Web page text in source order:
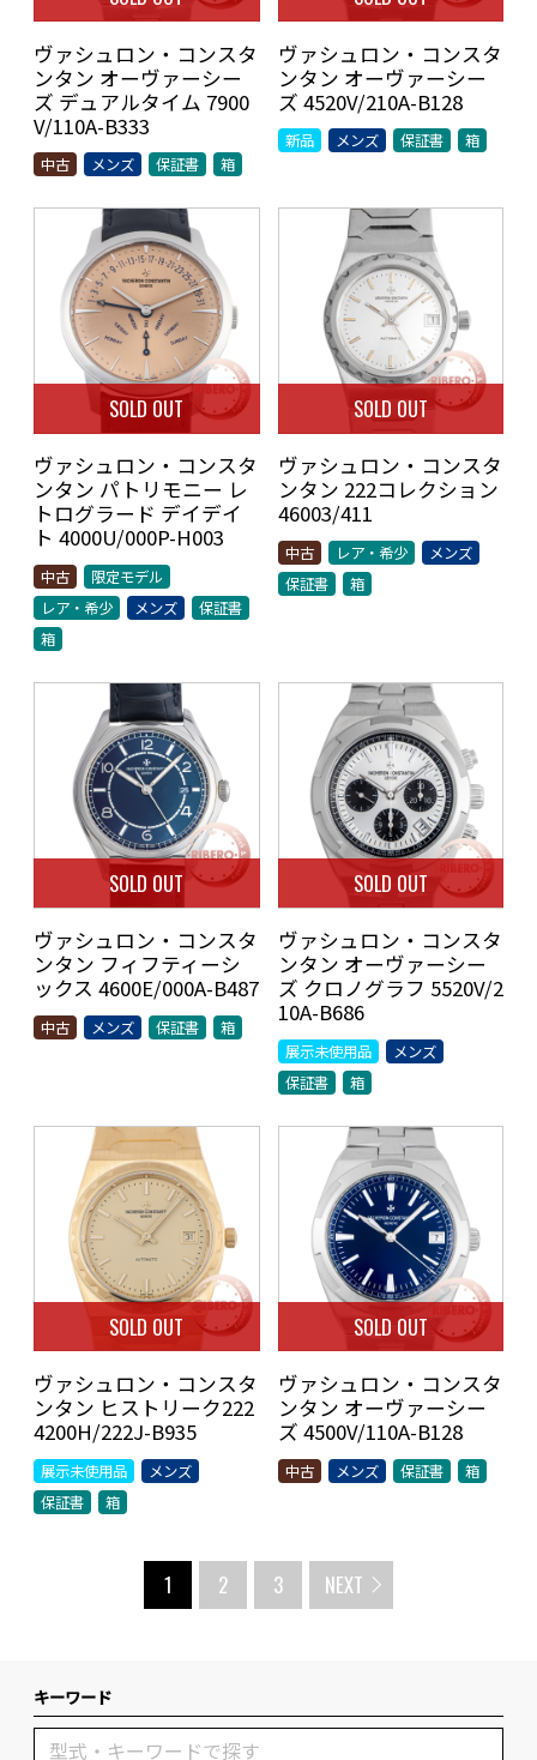
ヴァシュロン・コンスタ
ンタン オーヴァーシー
ズ デュアルタイム 7900
V/110A-B333
中古 メンズ 保証書 箱
ヴァシュロン・コンスタ
ンタン オーヴァーシー
ズ 4520V/210A-B128
新品 メンズ 保証書 箱
SOLD OUT
ヴァシュロン・コンスタ
ンタン パトリモニー レ
トログラード デイデイ
ト 4000U/000P-H003
中古
限定モデル
レア・希少
メンズ
保証書
箱
SOLD OUT
ヴァシュロン・コンスタ
ンタン 222コレクション
46003/411
中古 レア・希少
メンズ
保証書
箱
SOLD OUT
ヴァシュロン・コンスタ
ンタン フィフティーシ
ックス 4600E/000A-B487
中古 メンズ 保証書 箱
SOLD OUT
ヴァシュロン・コンスタ
ンタン オーヴァーシー
ズ クロノグラフ 5520V/2
10A-B686
展示未使用品
メンズ
保証書
箱
SOLD OUT
ヴァシュロン・コンスタ
ンタン ヒストリーク222
4200H/222J-B935
展示未使用品
メンズ
保証書
箱
SOLD OUT
ヴァシュロン・コンスタ
ンタン オーヴァーシー
ズ 4500V/110A-B128
中古 メンズ 保証書 箱
1 2 3 NEXT
キーワード